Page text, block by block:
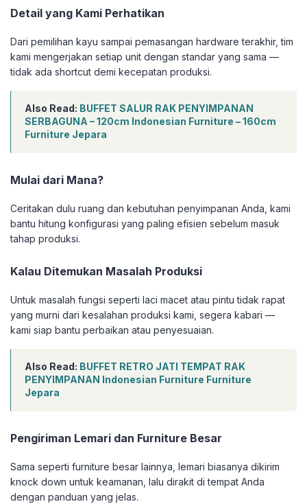
Detail yang Kami Perhatikan
Dari pemilihan kayu sampai pemasangan hardware terakhir, tim
kami mengerjakan setiap unit dengan standar yang sama —
tidak ada shortcut demi kecepatan produksi.
Also Read: BUFFET SALUR RAK PENYIMPANAN
SERBAGUNA – 120cm Indonesian Furniture – 160cm
Furniture Jepara
Mulai dari Mana?
Ceritakan dulu ruang dan kebutuhan penyimpanan Anda, kami
bantu hitung konfigurasi yang paling efisien sebelum masuk
tahap produksi.
Kalau Ditemukan Masalah Produksi
Untuk masalah fungsi seperti laci macet atau pintu tidak rapat
yang murni dari kesalahan produksi kami, segera kabari —
kami siap bantu perbaikan atau penyesuaian.
Also Read: BUFFET RETRO JATI TEMPAT RAK
PENYIMPANAN Indonesian Furniture Furniture
Jepara
Pengiriman Lemari dan Furniture Besar
Sama seperti furniture besar lainnya, lemari biasanya dikirim
knock down untuk keamanan, lalu dirakit di tempat Anda
dengan panduan yang jelas.